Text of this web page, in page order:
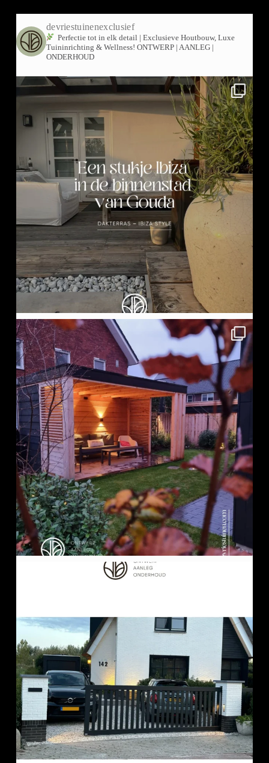
devriestuinenexclusief
Perfectie tot in elk detail | Exclusieve Houtbouw, Luxe
Tuininrichting & Wellness! ONTWERP | AANLEG |
ONDERHOUD